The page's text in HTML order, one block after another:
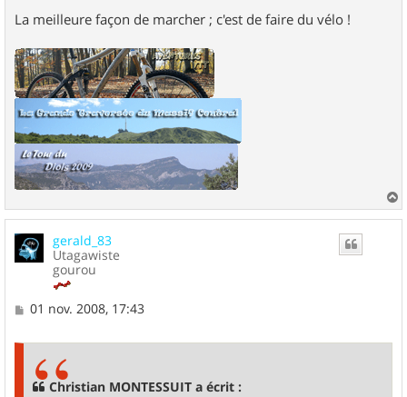
La meilleure façon de marcher ; c'est de faire du vélo !
a
u
gerald_83
Utagawiste
gourou
M
01 nov. 2008, 17:43
Christian MONTESSUIT a écrit :